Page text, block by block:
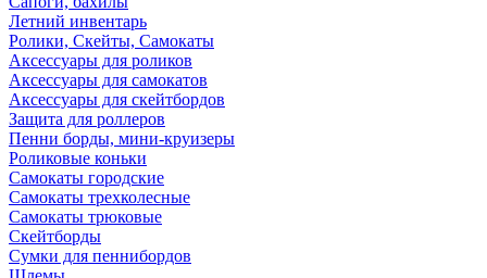
Летний инвентарь
Ролики, Скейты, Самокаты
Аксессуары для роликов
Аксессуары для самокатов
Аксессуары для скейтбордов
Защита для роллеров
Пенни борды, мини-круизеры
Роликовые коньки
Самокаты городские
Самокаты трехколесные
Самокаты трюковые
Скейтборды
Сумки для пеннибордов